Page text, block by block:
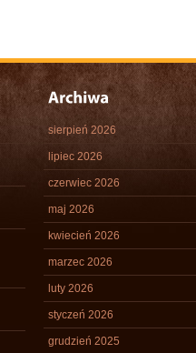
sierpień 2026
lipiec 2026
czerwiec 2026
maj 2026
kwiecień 2026
marzec 2026
luty 2026
styczeń 2026
grudzień 2025